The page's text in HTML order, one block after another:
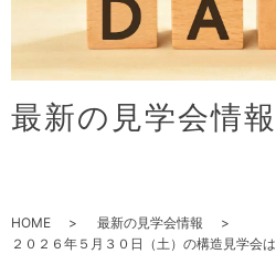
最新の 見学会情報
HOME
最新の見学会情報
２０２６年５月３０日（土）の構造見学会